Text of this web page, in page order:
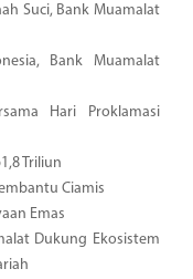
Suci, Bank Muamalat
Bank Muamalat
Hari Proklamasi
Triliun
Ciamis
Emas
Dukung Ekosistem